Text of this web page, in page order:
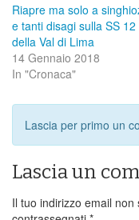
Riapre ma solo a
e tanti disagi sulla SS 12
della Val di Lima
14 Gennaio 2018
In "Cronaca"
Lascia per primo un
Lascia un
Il tuo indirizzo email non